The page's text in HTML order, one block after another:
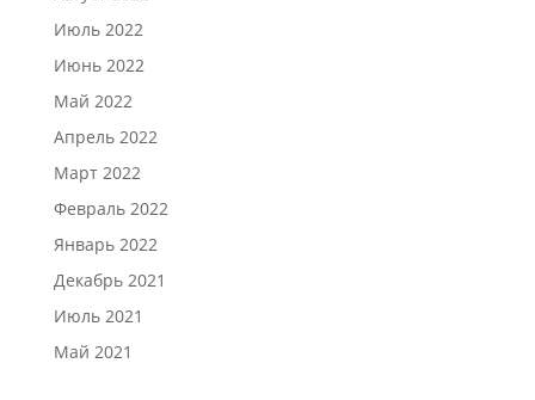
Июль 2022
Июнь 2022
Май 2022
Апрель 2022
Март 2022
Февраль 2022
Январь 2022
Декабрь 2021
Июль 2021
Май 2021